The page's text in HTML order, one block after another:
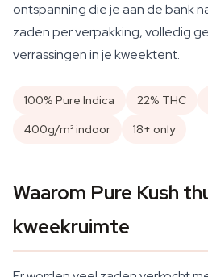
ontspanning die je aan de bank
zaden per verpakking, volledig
verrassingen in je kweektent.
100% Pure Indica 22% THC
400g/m² indoor
18+ only
Waarom Pure Kush
kweekruimte